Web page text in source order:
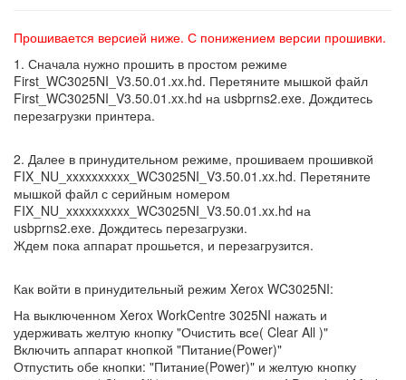
Прошивается версией ниже. С понижением версии прошивки.
1. Сначала нужно прошить в простом режиме
First_WC3025NI_V3.50.01.xx.hd. Перетяните мышкой файл
First_WC3025NI_V3.50.01.xx.hd на usbprns2.exe. Дождитесь
перезагрузки принтера.
2. Далее в принудительном режиме, прошиваем прошивкой
FIX_NU_xxxxxxxxxx_WC3025NI_V3.50.01.xx.hd. Перетяните
мышкой файл с серийным номером
FIX_NU_xxxxxxxxxx_WC3025NI_V3.50.01.xx.hd на
usbprns2.exe. Дождитесь перезагрузки.
Ждем пока аппарат прошьется, и перезагрузится.
Как войти в принудительный режим Xerox WC3025NI:
На выключенном Xerox WorkCentre 3025NI нажать и
удерживать желтую кнопку "Очистить все( Clear All )"
Включить аппарат кнопкой "Питание(Power)"
Отпустить обе кнопки: "Питание(Power)" и желтую кнопку